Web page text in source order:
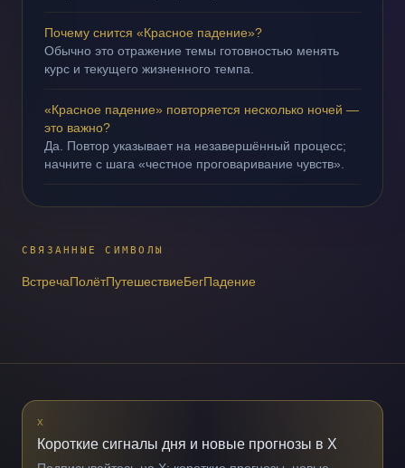
Почему снится «Красное падение»?
Обычно это отражение темы готовностью менять
курс и текущего жизненного темпа.
«Красное падение» повторяется несколько ночей —
это важно?
Да. Повтор указывает на незавершённый процесс;
начните с шага «честное проговаривание чувств».
СВЯЗАННЫЕ СИМВОЛЫ
ВстречаПолётПутешествиеБегПадение
X
Короткие сигналы дня и новые прогнозы в X